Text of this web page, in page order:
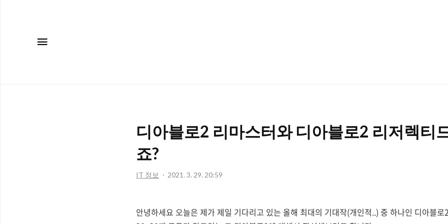
디아블로2 리마스터와 디아블로2 리저렉티드 뭐가 다르
죠?
IT 정보 2021. 3. 29. 20:59
안녕하세요 오늘은 제가 제일 기다리고 있는 올해 최대의 기대작(개인적..) 중 하나인 디아블